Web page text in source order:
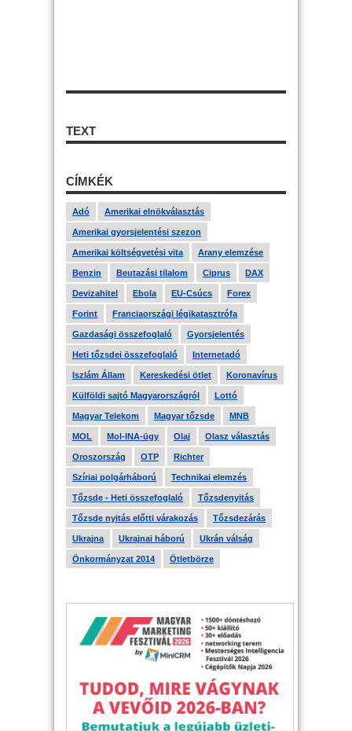
TEXT
CÍMKÉK
Adó Amerikai elnökválasztás
Amerikai gyorsjelentési szezon
Amerikai költségvetési vita Arany elemzése
Benzin Beutazási tilalom Ciprus DAX
Devizahitel Ebola EU-Csúcs Forex
Forint Franciaországi légikatasztrófa
Gazdasági összefoglaló Gyorsjelentés
Heti tőzsdei összefoglaló Internetadó
Iszlám Állam Kereskedési ötlet Koronavírus
Külföldi sajtó Magyarországról Lottó
Magyar Telekom Magyar tőzsde MNB
MOL Mol-INA-ügy Olaj Olasz választás
Oroszország OTP Richter
Szíriai polgárháború Technikai elemzés
Tőzsde - Heti összefoglaló Tőzsdenyitás
Tőzsde nyitás előtti várakozás Tőzsdezárás
Ukrajna Ukrajnai háború Ukrán válság
Önkormányzat 2014 Ötletbörze